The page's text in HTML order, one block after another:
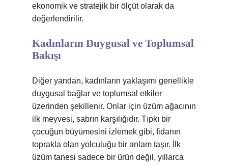
ekonomik ve stratejik bir ölçüt olarak da
değerlendirilir.
Kadınların Duygusal ve Toplumsal
Bakışı
Diğer yandan, kadınların yaklaşımı genellikle
duygusal bağlar ve toplumsal etkiler
üzerinden şekillenir. Onlar için üzüm ağacının
ilk meyvesi, sabrın karşılığıdır. Tıpkı bir
çocuğun büyümesini izlemek gibi, fidanın
toprakla olan yolculuğu bir anlam taşır. İlk
üzüm tanesi sadece bir ürün değil, yıllarca